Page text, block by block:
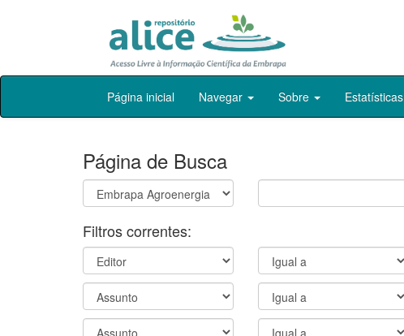
Skip
Página inicial Navegar Sobre Estatísticas
Página de Busca
Filtros correntes: